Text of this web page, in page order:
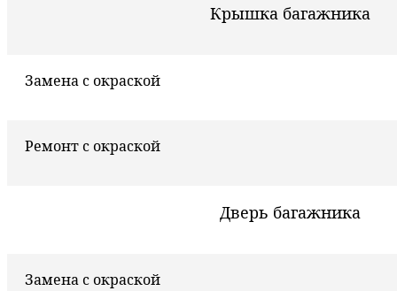
Крышка багажника
Замена с окраской
Ремонт с окраской
Дверь багажника
Замена с окраской